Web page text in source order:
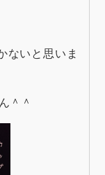
ないと思いま
＾＾